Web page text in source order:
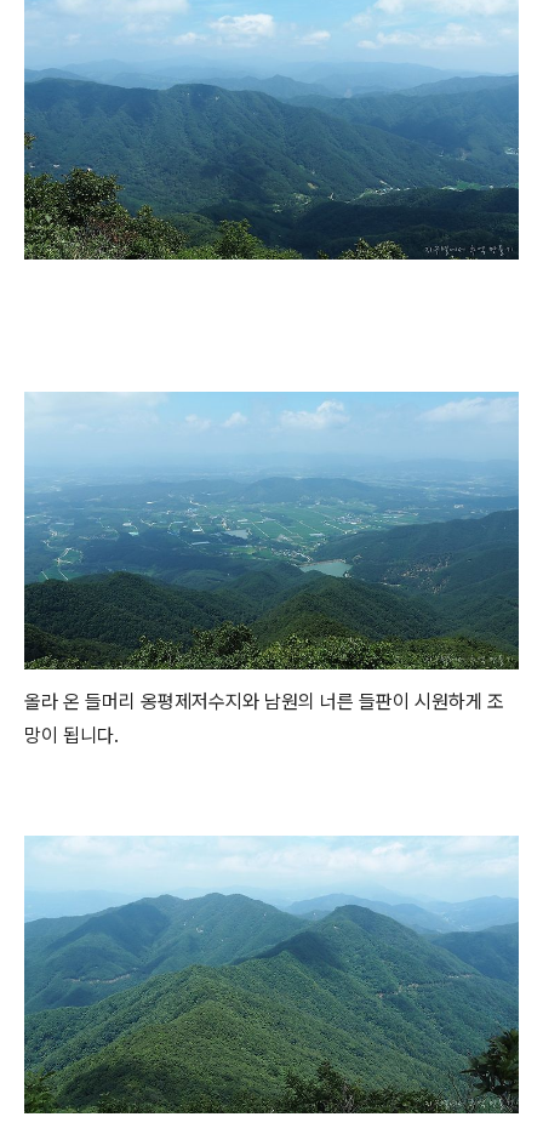
올라 온 들머리 옹평제저수지와 남원의 너른 들판이 시원하게 조
망이 됩니다.